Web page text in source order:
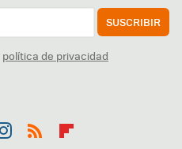
SUSCRIBIR
política de privacidad